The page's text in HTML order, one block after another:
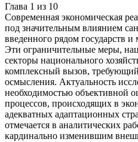
Глава 1 из 10
Современная экономическая
под значительным влиянием
введенного рядом государств
Эти ограничительные меры,
секторы национального
комплексный вызов, требующий
осмысления. Актуальность
необходимостью объективной
процессов, происходящих в
адекватных адаптационных
отмечается в аналитических
кардинально изменившим